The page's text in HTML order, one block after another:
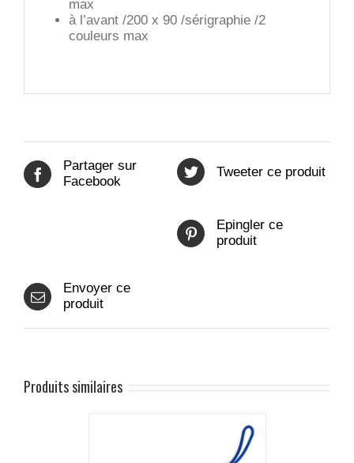
max
à l’avant /200 x 90 /sérigraphie /2
couleurs max
Partager sur
Facebook
Tweeter ce produit
Epingler ce
produit
Envoyer ce
produit
Produits similaires